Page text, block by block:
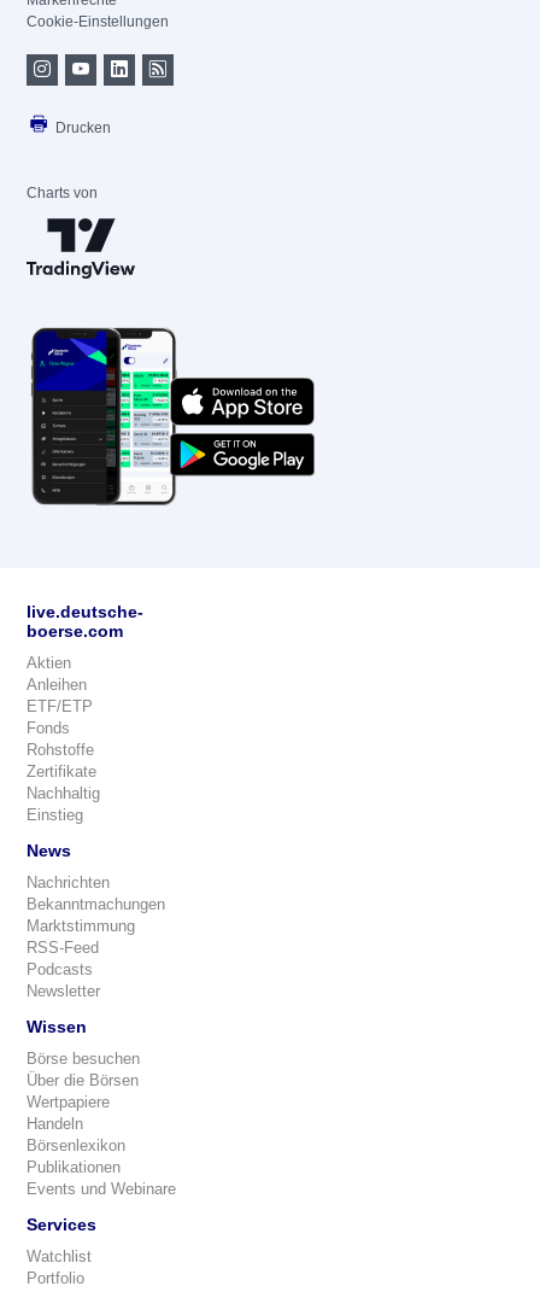
Cookie-Einstellungen
Drucken
Charts von
live.deutsche-
boerse.com
Aktien
Anleihen
ETF/ETP
Fonds
Rohstoffe
Zertifikate
Nachhaltig
Einstieg
News
Nachrichten
Bekanntmachungen
Marktstimmung
RSS-Feed
Podcasts
Newsletter
Wissen
Börse besuchen
Über die Börsen
Wertpapiere
Handeln
Börsenlexikon
Publikationen
Events und Webinare
Services
Watchlist
Portfolio